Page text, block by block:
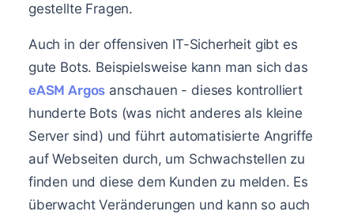
gestellte Fragen.
Auch in der offensiven IT-Sicherheit gibt es
gute Bots. Beispielsweise kann man sich das
eASM Argos anschauen - dieses kontrolliert
hunderte Bots (was nicht anderes als kleine
Server sind) und führt automatisierte Angriffe
auf Webseiten durch, um Schwachstellen zu
finden und diese dem Kunden zu melden. Es
überwacht Veränderungen und kann so auch